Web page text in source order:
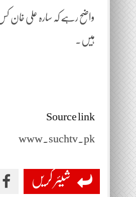
واضح رہے کہ سارہ علی خان
ہیں۔
Source link
www.suchtv.pk
شیئر کریں